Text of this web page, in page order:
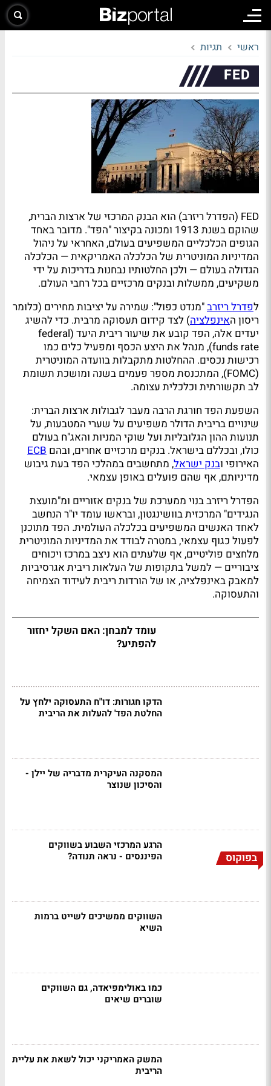
ראשי תגיות
FED
FED (הפדרל ריזרב) הוא הבנק המרכזי של ארצות הברית,
שהוקם בשנת 1913 ומכונה בקיצור "הפד". מדובר באחד
הגופים הכלכליים המשפיעים בעולם, האחראי על ניהול
המדיניות המוניטרית של הכלכלה האמריקאית — הכלכלה
הגדולה בעולם — ולכן החלטותיו נבחנות בדריכות על ידי
משקיעים, ממשלות ובנקים מרכזיים בכל רחבי העולם.
לפדרל ריזרב"מנדט כפול": שמירה על יציבות מחירים (כלומר
ריסון האינפלציה) לצד קידום תעסוקה מרבית. כדי להשיג
יעדים אלה, הפד קובע את שיעור ריבית היעד (federal
funds rate), מנהל את היצע הכסף ומפעיל כלים כמו
רכישות נכסים. ההחלטות מתקבלות בוועדה המוניטרית
(FOMC), המתכנסת מספר פעמים בשנה ומושכת תשומת
לב תקשורתית וכלכלית עצומה.
השפעת הפד חורגת הרבה מעבר לגבולות ארצות הברית:
שינויים בריבית הדולר משפיעים על שערי המטבעות, על
תנועות ההון הגלובליות ועל שוקי המניות והאג"ח בעולם
כולו, ובכללם בישראל. בנקים מרכזיים אחרים, ובהם ECB
האירופי ובנק ישראל, מתחשבים במהלכי הפד בעת גיבוש
מדיניותם, אף שהם פועלים באופן עצמאי.
הפדרל ריזרב בנוי ממערכת של בנקים אזוריים ומ"מועצת
הנגידים" המרכזית בוושינגטון, ובראשו עומד יו"ר הנחשב
לאחד האנשים המשפיעים בכלכלה העולמית. הפד מתוכנן
לפעול כגוף עצמאי, במטרה לבודד את המדיניות המוניטרית
מלחצים פוליטיים, אף שלעתים הוא ניצב במרכז ויכוחים
ציבוריים — למשל בתקופות של העלאות ריבית אגרסיביות
למאבק באינפלציה, או של הורדות ריבית לעידוד הצמיחה
והתעסוקה.
עומד למבחן: האם השקל יחזור
להפתיע?
הדקו חגורות: דו"ח התעסוקה ילחץ על
החלטת הפד' להעלות את הריבית
המסקנה העיקרית מדבריה של יילן -
והסיכון שנוצר
בפוקוס
הרגע המרכזי השבוע בשווקים
הפיננסים - נראה תנודה?
השווקים ממשיכים לשייט ברמות
השיא
כמו באולימפיאדה, גם השווקים
שוברים שיאים
המשק האמריקני יכול לשאת את עליית
הריבית